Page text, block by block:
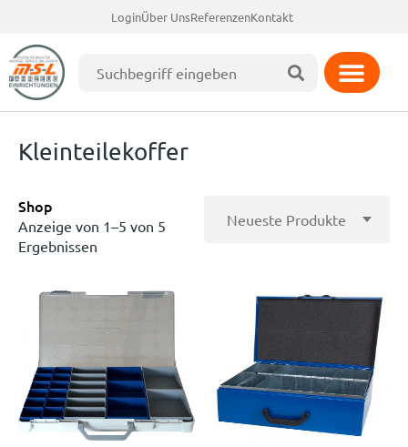
LoginÜber UnsReferenzenKontakt
Kleinteilekoffer
Shop
Anzeige von 1–5 von 5
Ergebnissen